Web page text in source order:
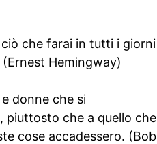
che farai in tutti i giorni
Hemingway)
donne che si
piuttosto che a quello che
cose accadessero. (Bob